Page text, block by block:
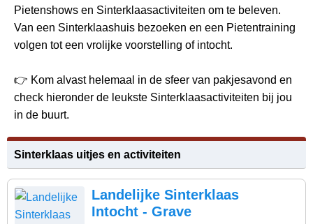
Pietenshows en Sinterklaasactiviteiten om te beleven.
Van een Sinterklaashuis bezoeken en een Pietentraining
volgen tot een vrolijke voorstelling of intocht.
👉 Kom alvast helemaal in de sfeer van pakjesavond en
check hieronder de leukste Sinterklaasactiviteiten bij jou
in de buurt.
Sinterklaas uitjes en activiteiten
Landelijke Sinterklaas
Intocht - Grave